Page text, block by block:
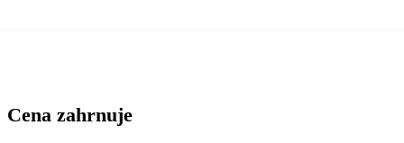
Cena zahrnuje